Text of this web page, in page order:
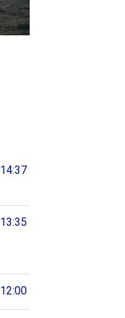
14:37
13:35
12:00